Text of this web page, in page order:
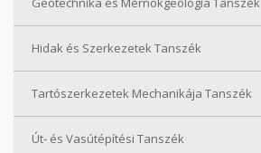
Hidak és Szerkezetek Tanszék
Tartószerkezetek Mechanikája Tanszék
Út- és Vasútépítési Tanszék